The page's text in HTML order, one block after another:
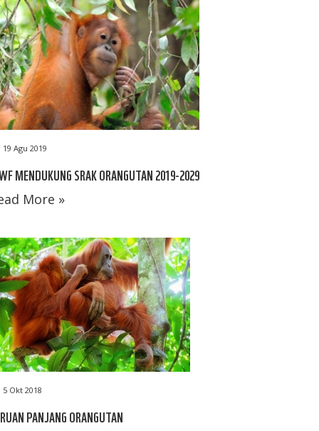
19 Agu 2019
MENDUKUNG SRAK ORANGUTAN 2019-2029
More »
5 Okt 2018
PANJANG ORANGUTAN